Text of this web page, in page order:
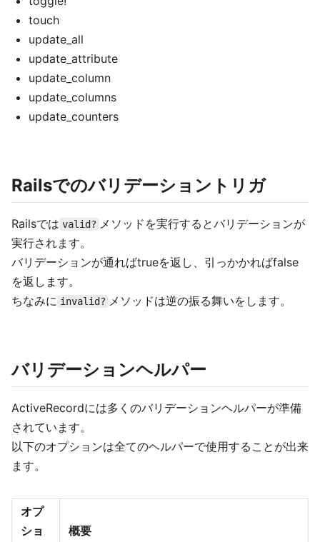
touch
update_all
update_attribute
update_column
update_columns
update_counters
Railsでのバリデーショントリガ
Railsでは valid? メソッドを実行するとバリデーションが
実行されます。
バリデーションが通ればtrueを返し、引っかかればfalse
を返します。
ちなみに invalid? メソッドは逆の振る舞いをします。
バリデーションヘルパー
ActiveRecordには多くのバリデーションヘルパーが準備
されています。
以下のオプションは全てのヘルパーで使用することが出来
ます。
オプ
ショ
概要